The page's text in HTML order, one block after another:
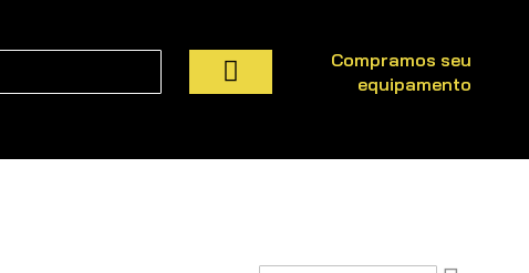
Compramos seu
equipamento
Pesquisa